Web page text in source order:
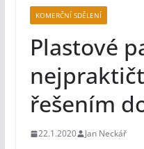
KOMERČNÍ SDĚLENÍ
Plastové
řešením
22.1.2020 Jan Neckář